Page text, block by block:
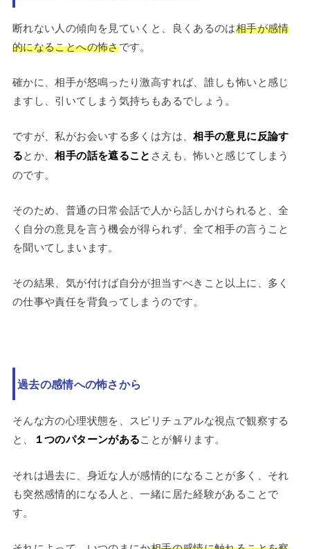
断れない人の傾向を見ていくと、良くあるのは相手が感情
的になることへの怖さです。
確かに、相手が怒鳴ったり激高すれば、誰しも怖いと感じ
ますし、引いてしまう気持ちもあるでしょう。
ですが、私がお会いする多くは方は、相手の意見に反論す
るとか、相手の話を遮ること さえも、怖いと感じてしまう
のです。
そのため、普通の日常会話で人から話しかけられると、全
く自分の意見を言う機会が得られず、全て相手の言うこと
を聞いてしまいます。
その結果、気が付けば自分が担当すべきこと以上に、多く
の仕事や責任を背負ってしまうのです。
過去の感情への怖さから
そんな方の心理状態を、スピリチュアルな視点で観察する
と、
１つのパターンがあることが解ります。
それは過去に、身近な人が感情的になることが多く、それ
も突然感情的になる人と、一緒に居た経験があることで
す。